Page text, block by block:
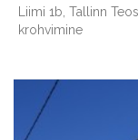
Liimi 1b, Tallinn
krohvimine